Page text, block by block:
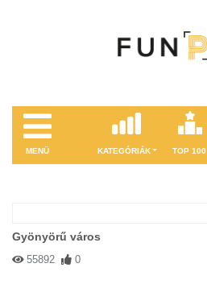
MENÜ KATEGÓRIÁK TOP 100
Gyönyörű város
55892 0